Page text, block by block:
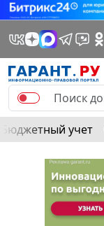
Бюджетный учет